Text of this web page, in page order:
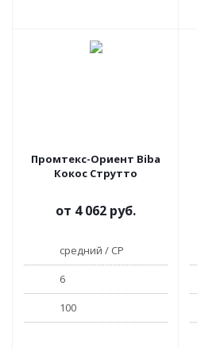
Промтекс-Ориент Biba
Кокос Струтто
от 4 062 руб.
средний / СР
6
100